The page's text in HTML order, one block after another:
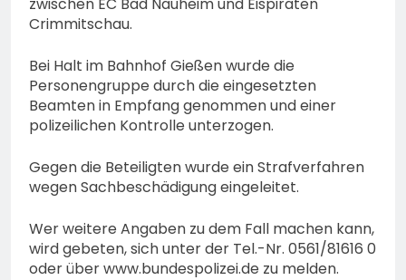
Crimmitschau.
Bei Halt im Bahnhof Gießen wurde die
Personengruppe durch die eingesetzten
Beamten in Empfang genommen und einer
polizeilichen Kontrolle unterzogen.
Gegen die Beteiligten wurde ein Strafverfahren
wegen Sachbeschädigung eingeleitet.
Wer weitere Angaben zu dem Fall machen kann,
wird gebeten, sich unter der Tel.-Nr. 0561/81616 0
oder über www.bundespolizei.de zu melden.